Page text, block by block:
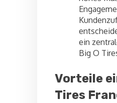
ein
Big O
Vorteile
Tires